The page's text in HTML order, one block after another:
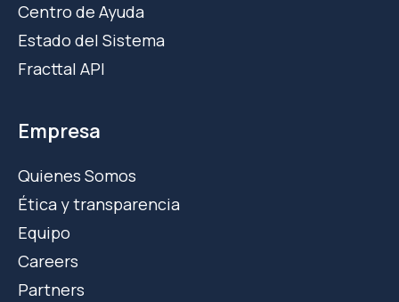
Centro de Ayuda
Estado del Sistema
Fracttal API
Empresa
Quienes Somos
Ética y transparencia
Equipo
Careers
Partners